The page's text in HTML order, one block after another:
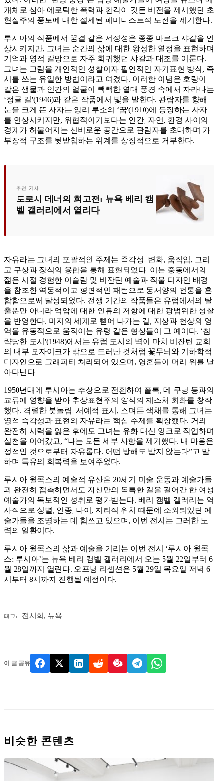
개체로 삼아 에로틱한 폭력과 환각이 깃든 비전을 제시했던 초
현실주의 풍토에 대한 절제된 페미니스트적 도전을 제기한다.
루시아의 작품에서 꿈결 같은 서정성은 종종 마르크 샤갈을 연
상시키지만, 그녀는 순간의 삶에 대한 왕성한 열정을 표현하며
기억과 영적 갈망으로 자주 회귀했던 샤갈과 대조를 이룬다.
그녀는 그림을 개인적인 성찰이자 필연적인 자기표현 방식, 즉
시를 쓰는 유일한 방법이라고 여겼다. 이러한 이념은 호랑이
같은 생물과 인간의 얼굴이 빽빽한 열대 풍경 속에서 자라나는
‘정글 길'(1946)과 같은 작품에서 빛을 발한다. 관람자를 향해
눈을 크게 뜬 사자는 앙리 루소의 ‘꿈'(1910)에 등장하는 사자
를 연상시키지만, 위협적이기보다는 인간, 자연, 환경 사이의
경계가 허물어지는 신비로운 공간으로 관람자를 초대하며 가
부장적 구조를 뒷받침하는 위계를 상징적으로 거부한다.
추천 기사
도로시 데너의 회고전: 뉴욕 베리 캠
벨 갤러리에서 열리다
자유라는 그녀의 포괄적인 주제는 즉각성, 변화, 움직임, 그리
고 구상과 장식의 융합을 통해 표현되었다. 이는 중동에서의
젊은 시절 경험한 이슬람 및 비잔틴 예술과 직물 디자인 배경
을 참조한 역동적이고 평면적인 패턴으로 동서양의 전통을 혼
합함으로써 달성되었다. 전쟁 기간의 작품들은 유럽에서의 탈
출뿐만 아니라 억압에 대한 인류의 저항에 대한 광범위한 성찰
을 반영한다. 미지의 세계로 뻗어 나가는 길, 지상과 천상의 영
역을 유동적으로 움직이는 유령 같은 형상들이 그 예이다. ‘침
략당한 도시'(1948)에서는 유럽 도시의 벽이 마치 비잔틴 교회
의 내부 모자이크가 밖으로 드러난 것처럼 꽃무늬와 기하학적
디자인으로 그래피티 처리되어 있으며, 영혼들이 머리 위를 날
아다닌다.
1950년대에 루시아는 추상으로 전환하여 폴록, 데 쿠닝 등과의
교류에 영향을 받아 추상표현주의 양식의 제스처 회화를 창작
했다. 격렬한 붓놀림, 서예적 표시, 스며든 색채를 통해 그녀는
영적 즉각성과 표현의 자유라는 핵심 주제를 확장했다. 거의
완전히 시력을 잃은 후에도 그녀는 유화 대신 잉크로 작업하며
실천을 이어갔고, “나는 모든 세부 사항을 제거했다. 내 마음은
정적인 것으로부터 자유롭다. 어떤 방해도 받지 않는다”고 말
하며 특유의 회복력을 보여주었다.
루시아 윌콕스의 예술적 유산은 20세기 미술 운동과 예술가들
과 완전히 접촉하면서도 자신만의 독특한 길을 걸어간 한 여성
예술가의 독보적인 성취로 평가받는다. 베리 캠벨 갤러리는 역
사적으로 성별, 인종, 나이, 지리적 위치 때문에 소외되었던 예
술가들을 조명하는 데 힘쓰고 있으며, 이번 전시는 그러한 노
력의 일환이다.
루시아 윌콕스의 삶과 예술을 기리는 이번 전시 ‘루시아 윌콕
스: 루시아’는 뉴욕 베리 캠벨 갤러리에서 오는 5월 22일부터 6
월 28일까지 열린다. 오프닝 리셉션은 5월 29일 목요일 저녁 6
시부터 8시까지 진행될 예정이다.
태그: 전시회 , 뉴욕
이 글 공유
비슷한 콘텐츠